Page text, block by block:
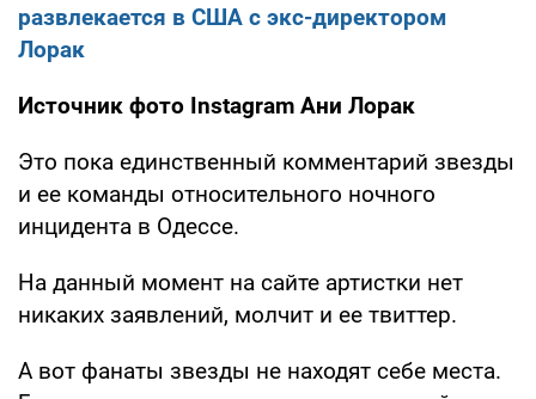
развлекается в США с экс-директором
Лорак
Источник фото Instagram Ани Лорак
Это пока единственный комментарий звезды
и ее команды относительного ночного
инцидента в Одессе.
На данный момент на сайте артистки нет
никаких заявлений, молчит и ее твиттер.
А вот фанаты звезды не находят себе места.